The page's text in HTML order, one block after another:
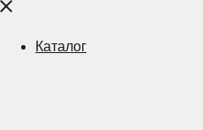
Close
Каталог